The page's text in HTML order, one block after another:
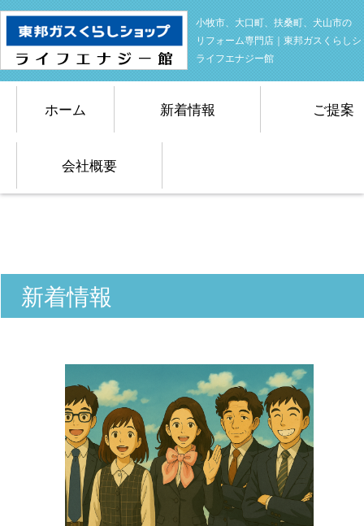
小牧市、大口町、扶桑町、犬山市の
リフォーム専門店｜東邦ガスくらし
ライフエナジー館
ホーム 新着情報 ご提案
会社概要
新着情報